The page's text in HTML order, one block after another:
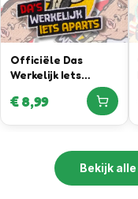
Officiële Das
Werkelijk Iets
Aparts Oeteldonk
Embleem in
samenwerking met
Automotive
€8,99
Bekijk alle